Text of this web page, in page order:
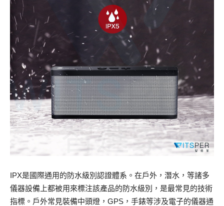
IPX是國際通用的防水級別認證體系。在戶外，潛水，等諸多
儀器設備上都被用來標注該產品的防水級別，是最常見的技術
指標。戶外常見裝備中頭燈，GPS，手錶等涉及電子的儀器通